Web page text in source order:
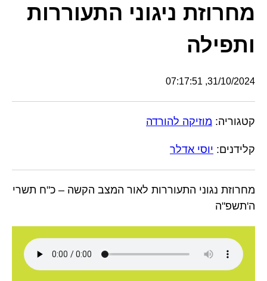
מחרוזת ניגוני התעוררות
ותפילה
31/10/2024, 07:17:51
קטגוריה: מוזיקה להורדה
קלידנים: יוסי אדלר
מחרוזת נגוני התעוררות לאור המצב הקשה – כ"ח תשרי
ה'תשפ"ה